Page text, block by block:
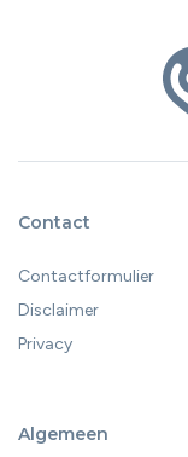
Contact
Contactformulier
Disclaimer
Privacy
Algemeen